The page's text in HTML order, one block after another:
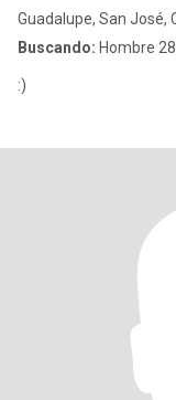
Guadalupe, San José,
Buscando: Hombre
:)